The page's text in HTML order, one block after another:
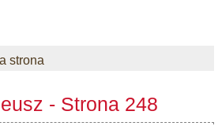
strona
- Strona 248